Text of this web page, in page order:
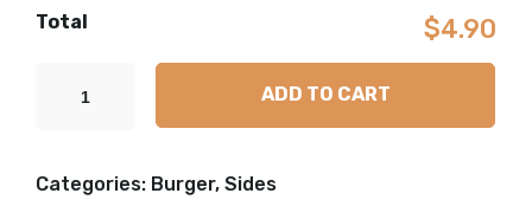
Total $4.90
ADD TO CART
Categories: Burger, Sides